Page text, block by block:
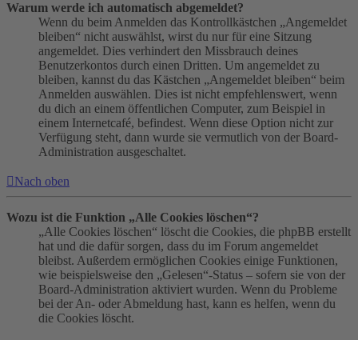
Warum werde ich automatisch abgemeldet?
Wenn du beim Anmelden das Kontrollkästchen „Angemeldet
bleiben“ nicht auswählst, wirst du nur für eine Sitzung
angemeldet. Dies verhindert den Missbrauch deines
Benutzerkontos durch einen Dritten. Um angemeldet zu
bleiben, kannst du das Kästchen „Angemeldet bleiben“ beim
Anmelden auswählen. Dies ist nicht empfehlenswert, wenn
du dich an einem öffentlichen Computer, zum Beispiel in
einem Internetcafé, befindest. Wenn diese Option nicht zur
Verfügung steht, dann wurde sie vermutlich von der Board-
Administration ausgeschaltet.
Nach oben
Wozu ist die Funktion „Alle Cookies löschen“?
„Alle Cookies löschen“ löscht die Cookies, die phpBB erstellt
hat und die dafür sorgen, dass du im Forum angemeldet
bleibst. Außerdem ermöglichen Cookies einige Funktionen,
wie beispielsweise den „Gelesen“-Status – sofern sie von der
Board-Administration aktiviert wurden. Wenn du Probleme
bei der An- oder Abmeldung hast, kann es helfen, wenn du
die Cookies löscht.